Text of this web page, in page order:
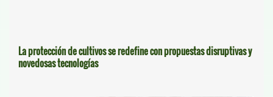
La protección de cultivos se redefine con propuestas disruptivas y
novedosas tecnologías